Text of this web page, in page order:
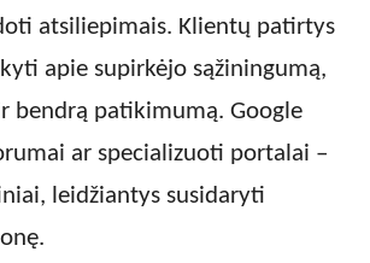
atsiliepimais. Klientų patirtys
apie supirkėjo sąžiningumą,
bendrą patikimumą. Google
ar specializuoti portalai –
leidžiantys susidaryti